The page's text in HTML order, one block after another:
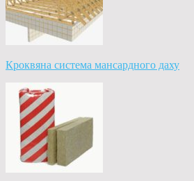
Кроквяна система мансардного даху